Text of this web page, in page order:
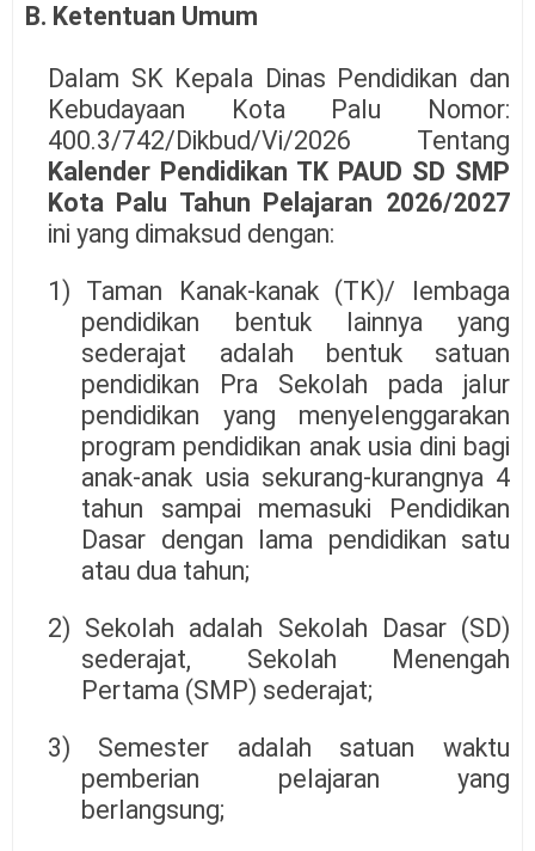
B. Ketentuan Umum
Dalam SK Kepala Dinas Pendidikan dan
Kebudayaan Kota Palu Nomor:
400.3/742/Dikbud/Vi/2026 Tentang
Kalender Pendidikan TK PAUD SD SMP
Kota Palu Tahun Pelajaran 2026/2027
ini yang dimaksud dengan:
1) Taman Kanak-kanak (TK)/ lembaga
pendidikan bentuk lainnya yang
sederajat adalah bentuk satuan
pendidikan Pra Sekolah pada jalur
pendidikan yang menyelenggarakan
program pendidikan anak usia dini bagi
anak-anak usia sekurang-kurangnya 4
tahun sampai memasuki Pendidikan
Dasar dengan lama pendidikan satu
atau dua tahun;
2) Sekolah adalah Sekolah Dasar (SD)
sederajat, Sekolah Menengah
Pertama (SMP) sederajat;
3) Semester adalah satuan waktu
pemberian pelajaran yang
berlangsung;